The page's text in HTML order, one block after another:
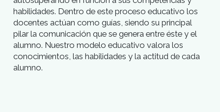
la gastronomía, a nivel nacional e internacional.
Para cumplir con este ﬁn, el aprendizaje se basa en
un 75% de técnica y práctica absoluta; ejes sobre
los cuales se desarrollan los distintos contenidos
curriculares.